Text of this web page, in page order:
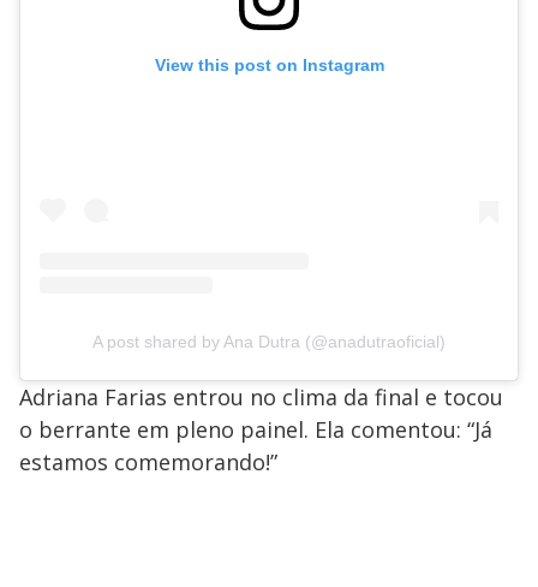
View this post on Instagram
A post shared by Ana Dutra (@anadutraoficial)
Adriana Farias entrou no clima da final e tocou
o berrante em pleno painel. Ela comentou: “Já
estamos comemorando!”